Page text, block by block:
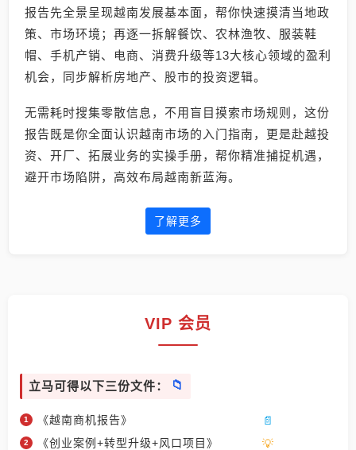
报告先全景呈现越南发展基本面，帮你快速摸清当地政
策、市场环境；再逐一拆解餐饮、农林渔牧、服装鞋
帽、手机产销、电商、消费升级等13大核心领域的盈利
机会，同步解析房地产、股市的投资逻辑。
无需耗时搜集零散信息，不用盲目摸索市场规则，这份
报告既是你全面认识越南市场的入门指南，更是赴越投
资、开厂、拓展业务的实操手册，帮你精准捕捉机遇，
避开市场陷阱，高效布局越南新蓝海。
了解更多
VIP 会员
立马可得以下三份文件：
《越南商机报告》
《创业案例+转型升级+风口项目》